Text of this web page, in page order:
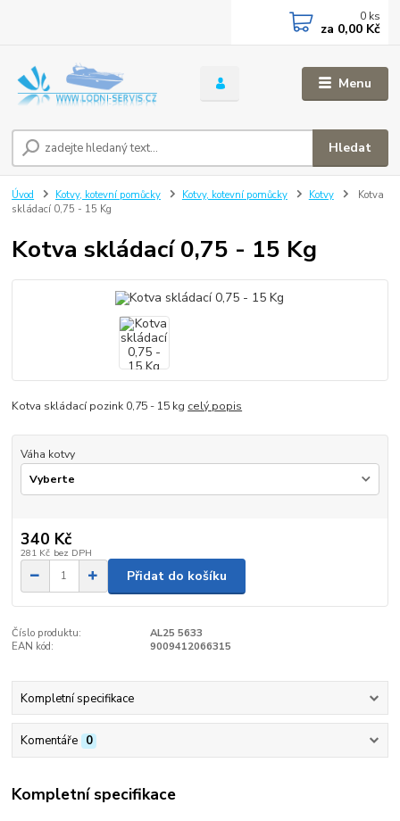
Menu
Hledat
0 ks
za 0,00 Kč
Úvod Kotvy, kotevní pomůcky Kotvy, kotevní pomůcky Kotvy
Kotva
skládací 0,75 - 15 Kg
Kotva skládací 0,75 - 15 Kg
Kotva skládací pozink 0,75 - 15 kg celý popis
Váha kotvy
340 Kč
281 Kč bez DPH
Přidat do košíku
Číslo produktu:
AL25 5633
EAN kód:
9009412066315
Kompletní specifikace
Komentáře 0
Kompletní specifikace